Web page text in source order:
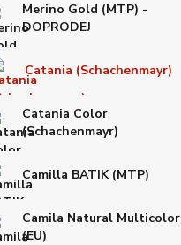
Merino Gold (MTP) -
DOPRODEJ
Catania (Schachenmayr)
Catania Color
(Schachenmayr)
Camilla BATIK (MTP)
Camila Natural Multicolor
(EU)